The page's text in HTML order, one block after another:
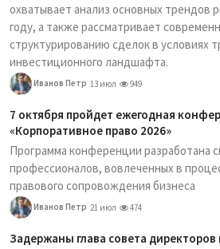
охватывает анализ основных трендов
году, а также рассматривает
структурированию сделок в условиях
инвестиционного ландшафта.
Иванов Петр 13 июл 949
7 октября пройдет ежегодная
«Корпоративное право 2026»
Программа конференции разработана
профессионалов, вовлеченных в
правового сопровождения бизнеса
Иванов Петр 21 июл 474
Задержаны глава совета